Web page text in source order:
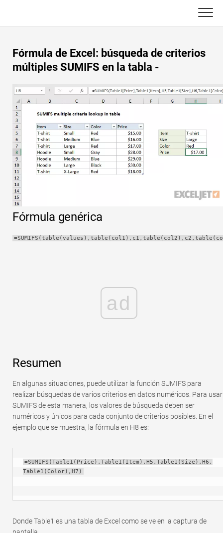
content
Funciones de Excel
Gráfico
Consejos de Excel
Fórmula
Glosario
Atajos de teclado
Lecciones
Noticias
Tabla dinámica
C ++
DSA
Java
JavaScript
Kotlin
Pitón
Rápido
Fórmula de Excel: búsqueda de criterios
múltiples SUMIFS en la tabla -
Fórmula genérica
ad
Resumen
En algunas situaciones, puede utilizar la función SUMIFS para
realizar búsquedas de varios criterios en datos numéricos. Para usar
SUMIFS de esta manera, los valores de búsqueda deben ser
numéricos y únicos para cada conjunto de criterios posibles. En el
ejemplo que se muestra, la fórmula en H8 es:
=SUMIFS(Table1(Price),Table1(Item),H5,Table1(Size),H6,
Table1(Color),H7)
Donde Table1 es una tabla de Excel como se ve en la captura de